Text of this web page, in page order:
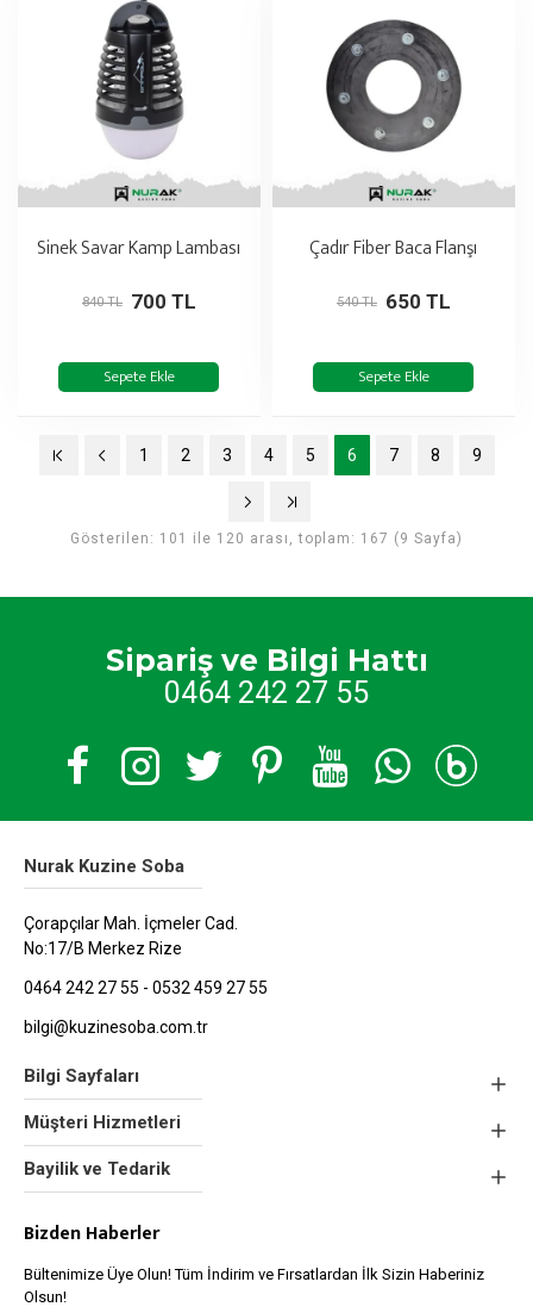
Sinek Savar Kamp Lambası
700 TL
840 TL
Sepete Ekle
Çadır Fiber Baca Flanşı
650 TL
540 TL
Sepete Ekle
1 2 3 4 5 6 7 8 9
Gösterilen: 101 ile 120 arası, toplam: 167 (9 Sayfa)
Sipariş ve Bilgi Hattı
0464 242 27 55
Nurak Kuzine Soba
Çorapçılar Mah. İçmeler Cad.
No:17/B Merkez Rize
0464 242 27 55 - 0532 459 27 55
bilgi@kuzinesoba.com.tr
Bilgi Sayfaları
Müşteri Hizmetleri
Bayilik ve Tedarik
Bizden Haberler
Bültenimize Üye Olun! Tüm İndirim ve Fırsatlardan İlk Sizin Haberiniz
Olsun!